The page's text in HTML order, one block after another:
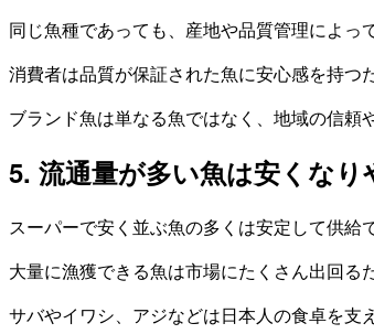
同じ魚種であっても、産地や品質管理によっ
消費者は品質が保証された魚に安心感を持つ
ブランド魚は単なる魚ではなく、地域の信頼
5. 流通量が多い魚は安くなり
スーパーで安く並ぶ魚の多くは安定して供給
大量に漁獲できる魚は市場にたくさん出回る
サバやイワシ、アジなどは日本人の食卓を支